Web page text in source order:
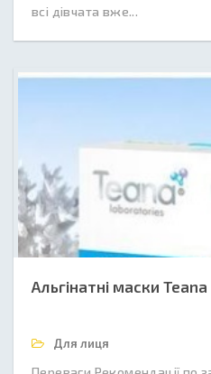
всі дівчата вже...
Альгінатні маски Teana
Для лиця